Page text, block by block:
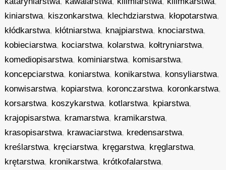
kiniarstwa, kiszonkarstwa, klechdziarstwa, kłopotarstwa,
kłódkarstwa, kłótniarstwa, knajpiarstwa, knociarstwa,
kobieciarstwa, kociarstwa, kolarstwa, kołtryniarstwa,
komediopisarstwa, kominiarstwa, komisarstwa,
koncepciarstwa, koniarstwa, konikarstwa, konsyliarstwa,
konwisarstwa, kopiarstwa, koronczarstwa, koronkarstwa,
korsarstwa, koszykarstwa, kotlarstwa, kpiarstwa,
krajopisarstwa, kramarstwa, kramikarstwa,
krasopisarstwa, krawaciarstwa, kredensarstwa,
kreślarstwa, kręciarstwa, kręgarstwa, kręglarstwa,
krętarstwa, kronikarstwa, krótkofalarstwa,